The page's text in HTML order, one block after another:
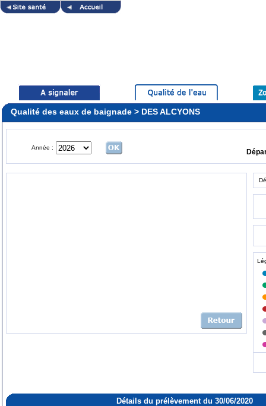
Qualité des eaux de baignade > DES ALCYONS
Année :
Détails du prélèvement du 30/06/2020